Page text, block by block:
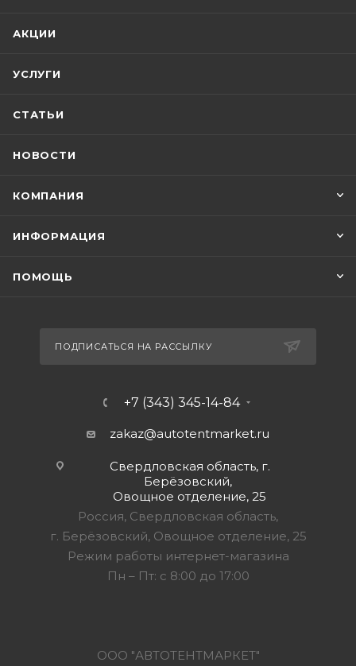
АКЦИИ
УСЛУГИ
СТАТЬИ
НОВОСТИ
КОМПАНИЯ
ИНФОРМАЦИЯ
ПОМОЩЬ
ПОДПИСАТЬСЯ НА РАССЫЛКУ
+7 (343) 345-14-84
zakaz@autotentmarket.ru
Свердловская область, г.
Берёзовский,
Овощное отделение, 25
Россия, Свердловская область,
г. Берёзовский, Овощное отделение, 25
Режим работы интернет-магазина
Пн – Пт: с 8:00 до 17:00
ООО "АВТОТЕНТМАРКЕТ"